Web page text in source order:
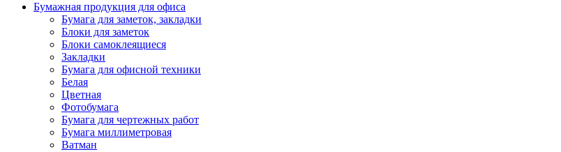
Бумажная продукция для офиса
Бумага для заметок, закладки
Блоки для заметок
Блоки самоклеящиеся
Закладки
Бумага для офисной техники
Белая
Цветная
Фотобумага
Бумага для чертежных работ
Бумага миллиметровая
Ватман